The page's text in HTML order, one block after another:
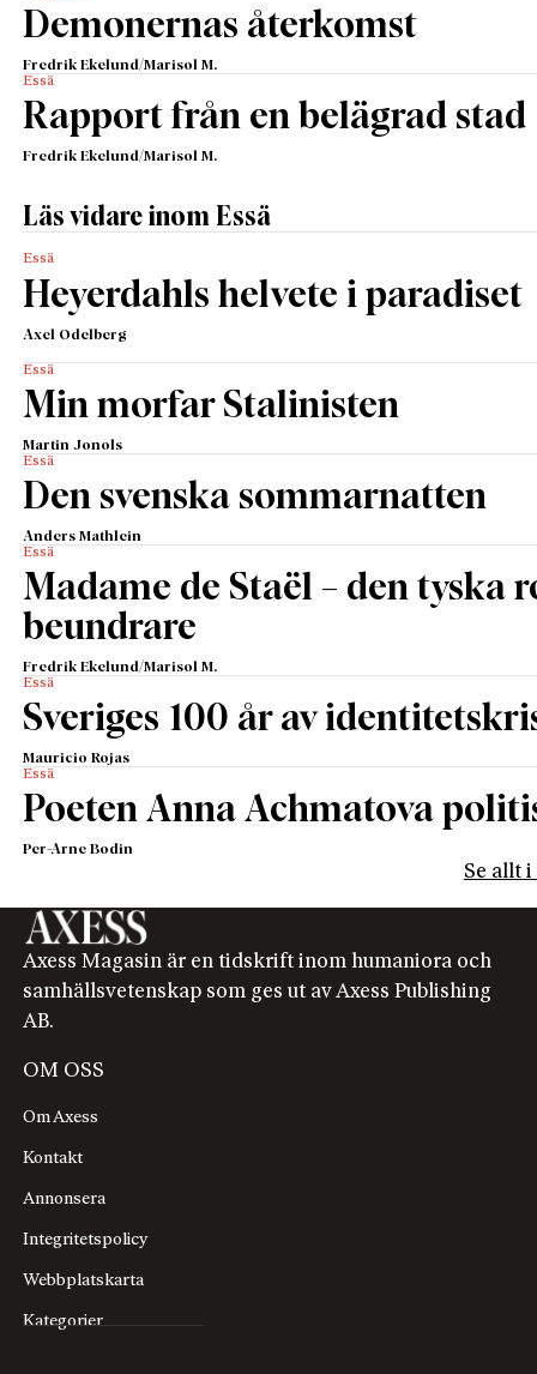
Demonernas återkomst
Fredrik Ekelund/Marisol M.
Essä
Rapport från en belägrad stad
Fredrik Ekelund/Marisol M.
Läs vidare inom Essä
Essä
Heyerdahls helvete i paradiset
Axel Odelberg
Essä
Min morfar Stalinisten
Martin Jonols
Essä
Den svenska sommarnatten
Anders Mathlein
Essä
Madame de Staël – den tyska
beundrare
Fredrik Ekelund/Marisol M.
Essä
Sveriges 100 år av
Mauricio Rojas
Essä
Poeten Anna Achmatova
Per-Arne Bodin
Se allt i
Axess Magasin är en tidskrift inom humaniora och
samhällsvetenskap som ges ut av Axess Publishing
AB.
OM OSS
Om Axess
Kontakt
Annonsera
Integritetspolicy
Webbplatskarta
Kategorier